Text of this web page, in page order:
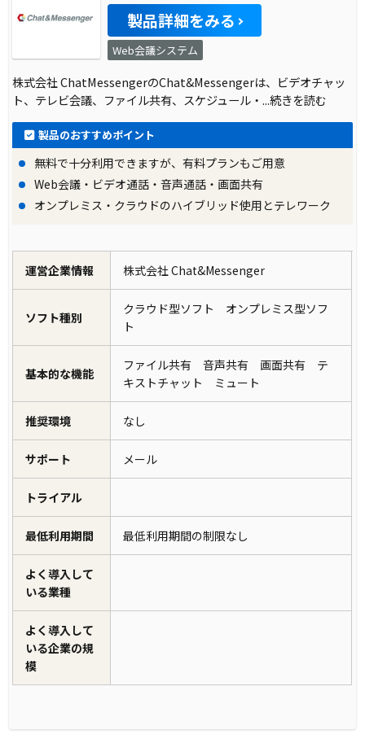
製品詳細をみる
Web会議システム
株式会社 ChatMessengerのChat&Messengerは、ビデオチャッ
ト、テレビ会議、ファイル共有、スケジュール・...続きを読む
製品のおすすめポイント
無料で十分利用できますが、有料プランもご用意
Web会議・ビデオ通話・音声通話・画面共有
オンプレミス・クラウドのハイブリッド使用とテレワーク
運営企業情報 株式会社 Chat&Messenger
ソフト種別
クラウド型ソフト オンプレミス型ソフ
ト
基本的な機能
ファイル共有 音声共有 画面共有 テ
キストチャット ミュート
推奨環境 なし
サポート メール
トライアル
最低利用期間 最低利用期間の制限なし
よく導入して
いる業種
よく導入して
いる企業の規
模